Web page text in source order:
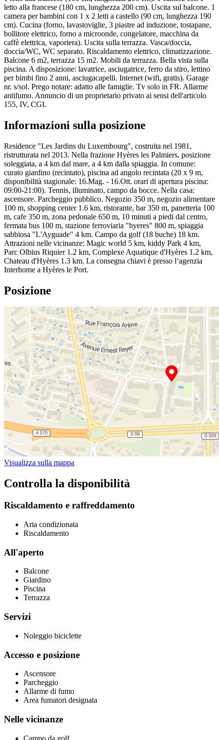
letto alla francese (180 cm, lunghezza 200 cm). Uscita sul balcone. 1
camera per bambini con 1 x 2 letti a castello (90 cm, lunghezza 190
cm). Cucina (forno, lavastoviglie, 3 piastre ad induzione, tostapane,
bollitore elettrico, forno a microonde, congelatore, macchina da
caffè elettrica, vaporiera). Uscita sulla terrazza. Vasca/doccia,
doccia/WC, WC separato. Riscaldamento elettrico, climatizzazione.
Balcone 6 m2, terrazza 15 m2. Mobili da terrazza. Bella vista sulla
piscina. A disposizione: lavatrice, asciugatrice, ferro da stiro, lettino
per bimbi fino 2 anni, asciugacapelli. Internet (wifi, gratis). Garage
nr. s/sol. Prego notare: adatto alle famiglie. Tv solo in FR. Allarme
antifumo. Annuncio di un proprietario privato ai sensi dell'articolo
155, IV, CGI.
Informazioni sulla posizione
Residence "Les Jardins du Luxembourg", costruita nel 1981,
ristrutturata nel 2013. Nella frazione Hyères les Palmiers, posizione
soleggiata, a 4 km dal mare, a 4 km dalla spiaggia. In comune:
curato giardino (recintato), piscina ad angolo recintata (20 x 9 m,
disponibilità stagionale: 16.Mag. - 16.Ott. orari di apertura piscina:
09:00-21:00). Tennis, illuminato, campo da bocce. Nella casa:
ascensore. Parcheggio pubblico. Negozio 350 m, negozio alimentare
100 m, shopping center 1.6 km, ristorante, bar 350 m, panetteria 100
m, cafe 350 m, zona pedonale 650 m, 10 minuti a piedi dal centro,
fermata bus 100 m, stazione ferroviaria "hyeres" 800 m, spiaggia
sabbiosa "L'Ayguade" 4 km. Campo da golf (18 buche) 18 km.
Attrazioni nelle vicinanze: Magic world 5 km, kiddy Park 4 km,
Parc Olbius Riquier 1.2 km, Complexe Aquatique d'Hyères 1.2 km,
Chateau d'Hyères 1.3 km. La consegna chiavi è presso l‘agenzia
Interhome a Hyères le Port.
Posizione
Visualizza sulla mappa
Controlla la disponibilità
Riscaldamento e raffreddamento
Aria condizionata
Riscaldamento
All'aperto
Balcone
Giardino
Piscina
Terrazza
Servizi
Noleggio biciclette
Accesso e posizione
Ascensore
Parcheggio
Allarme di fumo
Area fumatori designata
Nelle vicinanze
Campo da golf